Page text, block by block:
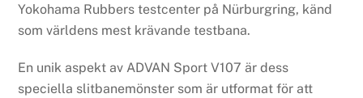
Yokohama Rubbers testcenter på Nürburgring, känd
som världens mest krävande testbana.
En unik aspekt av ADVAN Sport V107 är dess
speciella slitbanemönster som är utformat för att